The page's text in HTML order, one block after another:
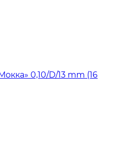
0,10/D/13 mm (16